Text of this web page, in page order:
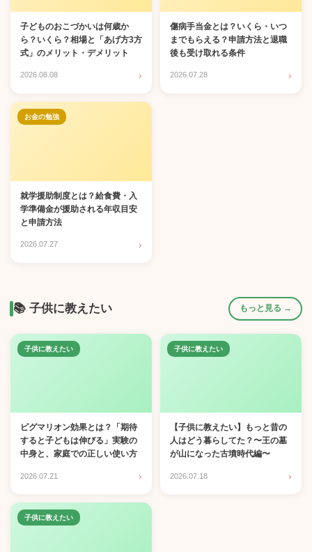
子どものおこづかいは何歳か
ら？いくら？相場と「あげ方3方
式」のメリット・デメリット
2026.08.08 ›
傷病手当金とは？いくら・いつ
までもらえる？申請方法と退職
後も受け取れる条件
2026.07.28 ›
お金の勉強
就学援助制度とは？給食費・入
学準備金が援助される年収目安
と申請方法
2026.07.27 ›
📚 子供に教えたい もっと見る →
子供に教えたい
ピグマリオン効果とは？「期待
すると子どもは伸びる」実験の
中身と、家庭での正しい使い方
2026.07.21 ›
子供に教えたい
【子供に教えたい】もっと昔の
人はどう暮らしてた？〜王の墓
が山になった古墳時代編〜
2026.07.18 ›
子供に教えたい